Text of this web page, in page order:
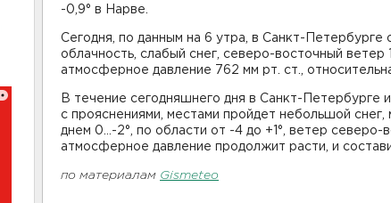
-0,9° в Нарве.
Сегодня, по данным на 6 утра, в Санкт-Петербурге
облачность, слабый снег, северо-восточный ветер
атмосферное давление 762 мм рт. ст.,
В течение сегодняшнего дня в Санкт-Петербурге
с прояснениями, местами пройдет небольшой снег,
днем 0…-2°, по области от -4 до +1°, ветер северо-
атмосферное давление продолжит расти, и
по материалам Gismeteo